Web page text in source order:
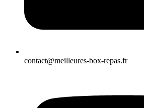
contact@meilleures-box-repas.fr